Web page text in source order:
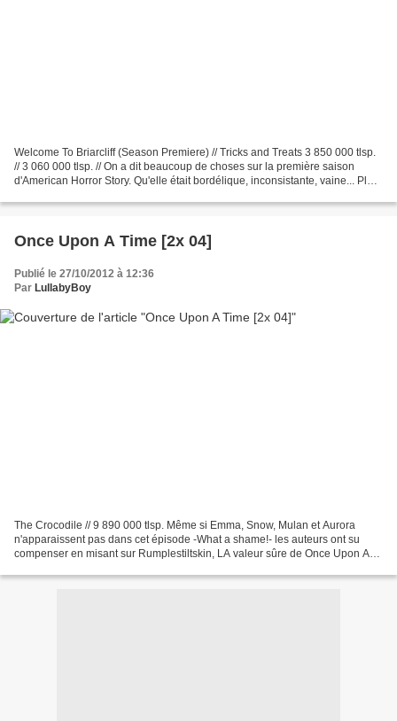
Welcome To Briarcliff (Season Premiere) // Tricks and Treats 3 850 000 tlsp.
// 3 060 000 tlsp. // On a dit beaucoup de choses sur la première saison
d'American Horror Story. Qu'elle était bordélique, inconsistante, vaine... Plein
Once Upon A Time [2x 04]
Publié le 27/10/2012 à 12:36
Par LullabyBoy
The Crocodile // 9 890 000 tlsp. Même si Emma, Snow, Mulan et Aurora
n'apparaissent pas dans cet épisode -What a shame!- les auteurs ont su
compenser en misant sur Rumplestiltskin, LA valeur sûre de Once Upon A